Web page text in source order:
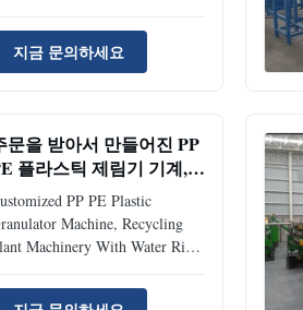
plastics such as PE and
PP. Inside the tank, a specialized
mechanism transfers PET
...
지금 문의하세요
문을 받아서 만들어진 PP
플라스틱 제림기 기계,
반지 절단기를 가진 재생
장 기계장치
PP PE Plastic
Machine, Recycling
Machinery With Water Ring
consists of: 1. Belt